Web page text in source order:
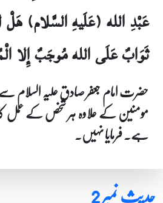
عَبْدِ الله (عَلَيهِ السَّلام)
ثَوَابٌ عَلَى الله مُوجَبٌ إِلا
حضرت امام جعفر صادق علیہ السلام
مومنین کے علاوہ ہر شخص کے عمل
ہے۔ فرمایا نہیں۔